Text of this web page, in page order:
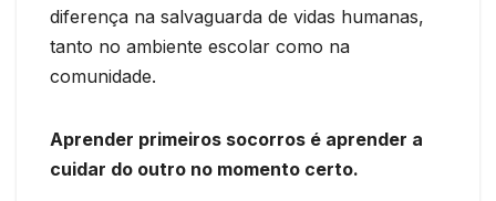
diferença na salvaguarda de vidas humanas,
tanto no ambiente escolar como na
comunidade.
Aprender primeiros socorros é aprender a
cuidar do outro no momento certo.